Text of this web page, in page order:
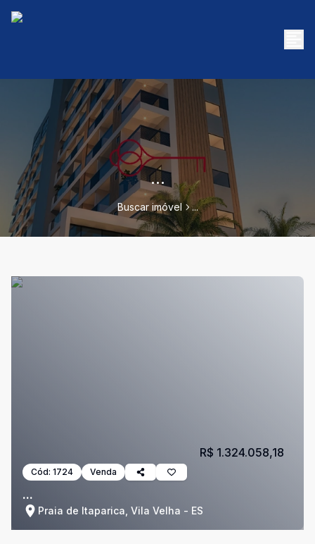
...
Buscar imóvel ...
Cód: 1724 Venda
...
Praia de Itaparica, Vila Velha - ES
R$ 1.324.058,18